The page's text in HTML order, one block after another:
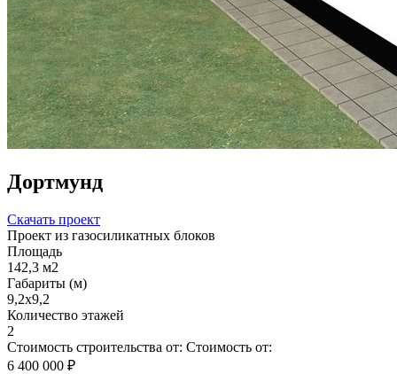
Дортмунд
Скачать проект
Проект из газосиликатных блоков
Площадь
142,3 м2
Габариты (м)
9,2х9,2
Количество этажей
2
Стоимость строительства от: Стоимость от:
6 400 000 ₽